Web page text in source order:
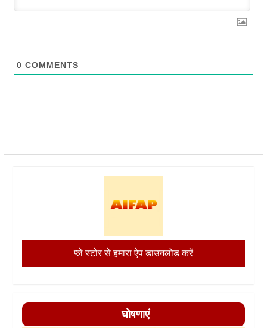
0 COMMENTS
प्ले स्टोर से हमारा ऐप डाउनलोड करें
घोषणाएं